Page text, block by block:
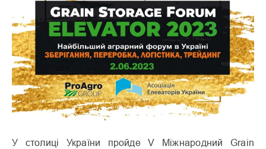
У столиці України пройде V Міжнародний Grain